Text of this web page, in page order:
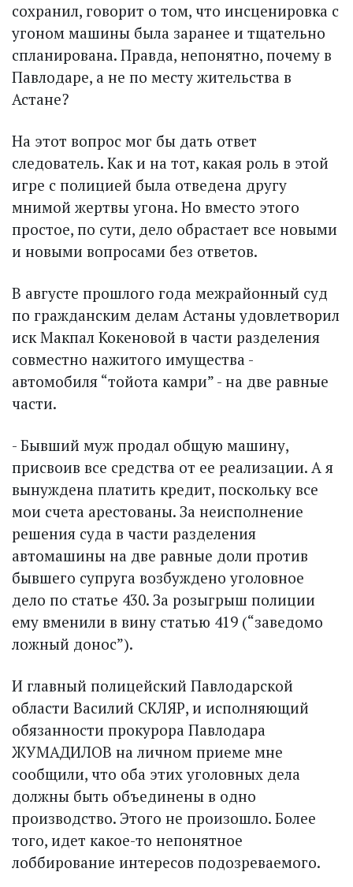
сохранил, говорит о том, что инсценировка с
угоном машины была заранее и тщательно
спланирована. Правда, непонятно, почему в
Павлодаре, а не по месту жительства в
Астане?
На этот вопрос мог бы дать ответ
следователь. Как и на тот, какая роль в этой
игре с полицией была отведена другу
мнимой жертвы угона. Но вместо этого
простое, по сути, дело обрастает все новыми
и новыми вопросами без ответов.
В августе прошлого года межрайонный суд
по граж­данским делам Астаны удовлетворил
иск Макпал Кокеновой в части разделения
совместно нажитого имущества -
автомобиля “тойота камри” - на две равные
части.
- Бывший муж продал общую машину,
присвоив все средства от ее реализации. А я
вынуждена платить кредит, поскольку все
мои счета арестованы. За неисполнение
решения суда в части разделения
автомашины на две равные доли против
бывшего супруга возбуж­дено уголовное
дело по статье 430. За розыгрыш полиции
ему вменили в вину статью 419 (“заведомо
ложный донос”).
И главный полицейский Павлодарской
области Василий СКЛЯР, и исполняющий
обязанности прокурора Павлодара
ЖУМАДИЛОВ на личном приеме мне
сообщили, что оба этих уголовных дела
должны быть объединены в одно
производство. Этого не произошло. Более
того, идет какое-то непонятное
лоббирование интересов подозреваемого.